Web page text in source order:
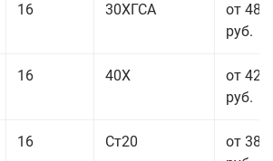
16 30ХГСА
от 48
руб.
16 40Х
от 42
руб.
16 Ст20
от 38